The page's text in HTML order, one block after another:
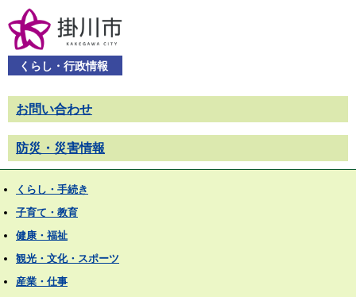
くらし・行政情報
お問い合わせ
防災・災害情報
くらし・手続き
子育て・教育
健康・福祉
観光・文化・スポーツ
産業・仕事